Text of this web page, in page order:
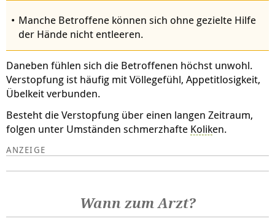
Manche Betroffene können sich ohne gezielte Hilfe
der Hände nicht entleeren.
Daneben fühlen sich die Betroffenen höchst unwohl.
Verstopfung ist häufig mit Völlegefühl, Appetitlosigkeit,
Übelkeit verbunden.
Besteht die Verstopfung über einen langen Zeitraum,
folgen unter Umständen schmerzhafte Koliken.
Wann zum Arzt?